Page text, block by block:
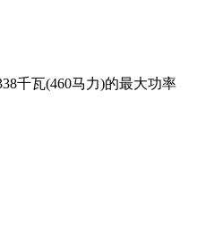
千瓦(460马力)的最大功率